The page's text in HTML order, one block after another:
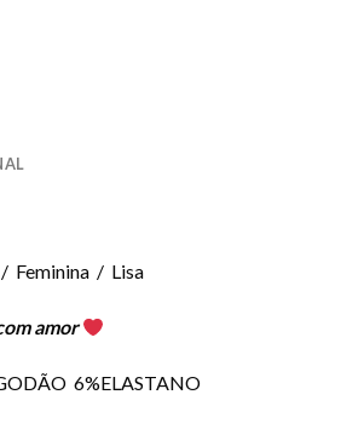
Feminina / Lisa
amor
6%ELASTANO